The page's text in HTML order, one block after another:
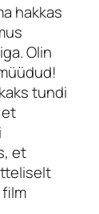
hakkas
Olin
tundi
et